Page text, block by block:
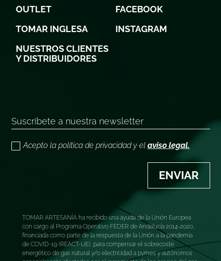
OUTLET
TOMAR INGLESA
NUESTROS CLIENTES
Y DISTRIBUIDORES
FACEBOOK
INSTAGRAM
Acepto la política de privacidad y el aviso legal.
ENVIAR
TOMAR ARTESANÍA ha recibido una ayuda de la Unión Europea
con cargo al Programa Operativo FEDER de Andalucía 2014-2020,
financiada como parte de la respuesta de la Unión a la pandemia
de COVID-19 (REACT-UE), para compensar el sobrecoste
energético de gas natural y/o electricidad a pymes y autónomos